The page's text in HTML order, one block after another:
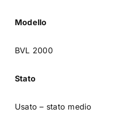
Modello
BVL 2000
Stato
Usato – stato medio